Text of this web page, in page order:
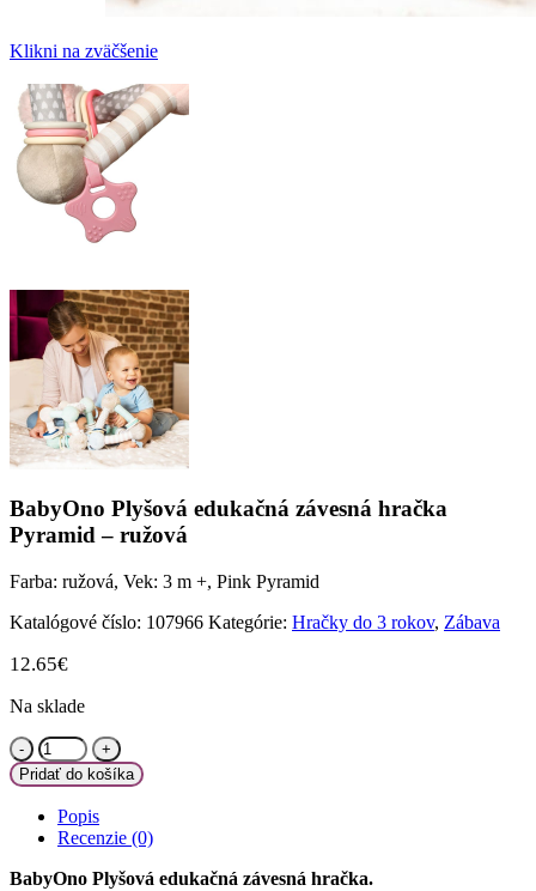
Klikni na zväčšenie
BabyOno Plyšová edukačná závesná hračka
Pyramid – ružová
Farba: ružová, Vek: 3 m +, Pink Pyramid
Katalógové číslo: 107966 Kategórie: Hračky do 3 rokov, Zábava
12.65€
Na sklade
množstvo
BabyOno
Plyšová
edukačná
závesná
hračka
Pyramid
Pridať do košíka
Popis
Recenzie (0)
BabyOno Plyšová edukačná závesná hračka.